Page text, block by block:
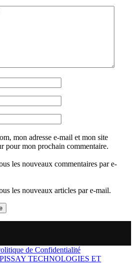
mon adresse e-mail et mon site
pour mon prochain commentaire.
les nouveaux commentaires par e-
les nouveaux articles par e-mail.
de Confidentialité
PISSAY TECHNOLOGIES ET